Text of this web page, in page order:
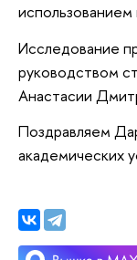
Исследование
руководством
Анастасии
Поздравляем
академических